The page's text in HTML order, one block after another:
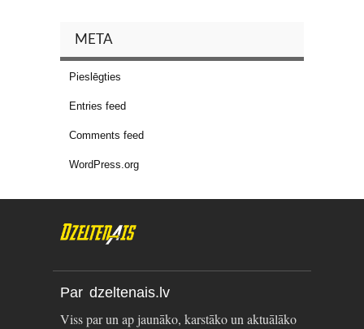
META
Pieslēgties
Entries feed
Comments feed
WordPress.org
Par dzeltenais.lv
Viss par un ap jaunāko, karstāko un aktuālāko